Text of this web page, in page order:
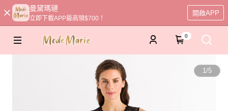
曼黛瑪璉
立即下載APP最高領$700！
開啟APP
0
1/5